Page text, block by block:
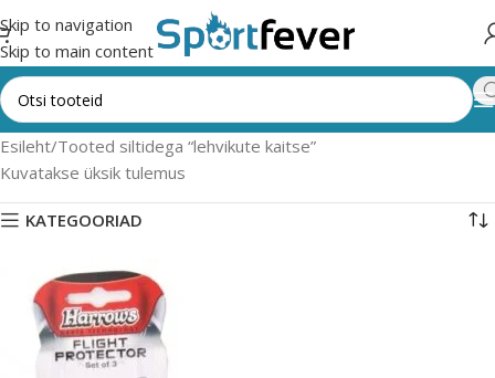
Skip to navigation
Skip to main content
Esileht Tooted siltidega “lehvikute kaitse”
Kuvatakse üksik tulemus
KATEGOORIAD